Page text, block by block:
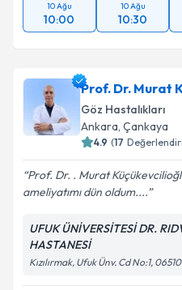
10 Ağu
10:00
10 Ağu
10:30
Prof. Dr. Murat
Göz Hastalıkları
Ankara, Çankaya
4.9 (17
Prof. Dr. . Murat
ameliyatımı dün oldum....
UFUK ÜNİVERSİTESİ DR.
HASTANESİ
Kızılırmak, Ufuk Ünv. Cd No:1, 06510